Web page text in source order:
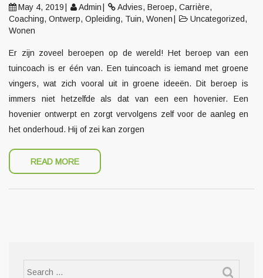
May 4, 2019
Admin Advies, Beroep, Carrière,
Coaching, Ontwerp, Opleiding, Tuin, Wonen Uncategorized,
Wonen
Er zijn zoveel beroepen op de wereld! Het beroep van een
tuincoach is er één van. Een tuincoach is iemand met groene
vingers, wat zich vooral uit in groene ideeën. Dit beroep is
immers niet hetzelfde als dat van een een hovenier. Een
hovenier ontwerpt en zorgt vervolgens zelf voor de aanleg en
het onderhoud. Hij of zei kan zorgen
READ MORE